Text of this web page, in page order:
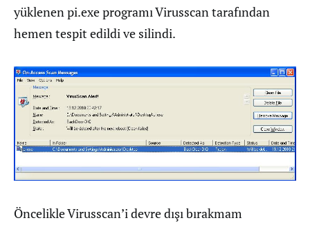
yüklenen pi.exe programı Virusscan tarafından
hemen tespit edildi ve silindi.
Öncelikle Virusscan’i devre dışı bırakmam